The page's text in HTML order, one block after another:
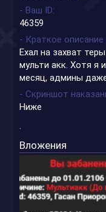
- Ваш ID
46359
- Краткое описание
Ехал на захват
мульти акк. Хотя я
месяц, админы
- Скриншот
Ниже
.
Вложения